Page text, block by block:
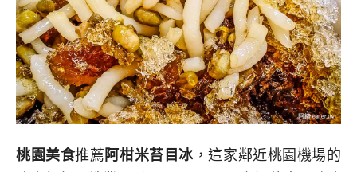
桃園美食推薦 阿柑米苔目冰，這家鄰近桃園機場的